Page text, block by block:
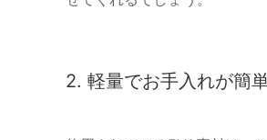
2. 軽量でお手入れが簡